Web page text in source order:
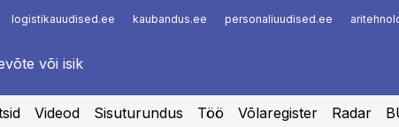
logistikauudised.ee kaubandus.ee personaliuudised.ee
Infopank
Videod Sisuturundus Töö Võlaregister Radar